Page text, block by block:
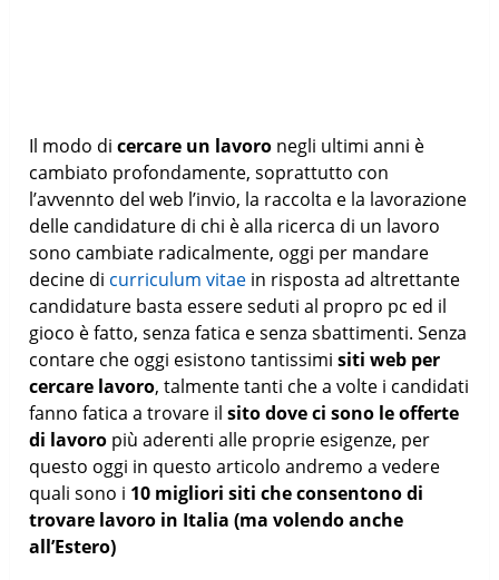
Il modo di cercare un lavoro negli ultimi anni è
cambiato profondamente, soprattutto con
l’avvennto del web l’invio, la raccolta e la lavorazione
delle candidature di chi è alla ricerca di un lavoro
sono cambiate radicalmente, oggi per mandare
decine di curriculum vitae in risposta ad altrettante
candidature basta essere seduti al propro pc ed il
gioco è fatto, senza fatica e senza sbattimenti. Senza
contare che oggi esistono tantissimi siti web per
cercare lavoro, talmente tanti che a volte i candidati
fanno fatica a trovare ilsito dove ci sono le offerte
di lavoro più aderenti alle proprie esigenze, per
questo oggi in questo articolo andremo a vedere
quali sono i 10 migliori siti che consentono di
trovare lavoro in Italia (ma volendo anche
all’Estero)